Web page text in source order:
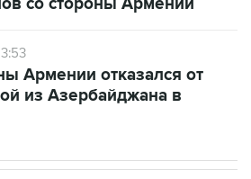
из Азербайджана в